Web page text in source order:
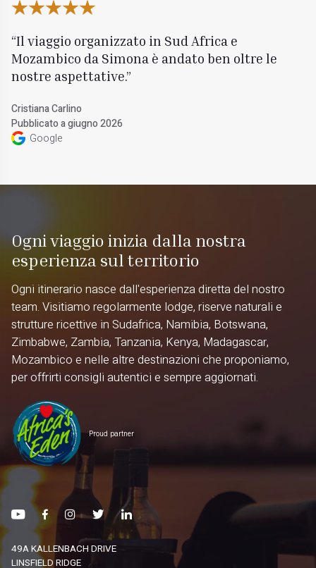
Il viaggio organizzato in Sud Africa e
Mozambico da Simona è andato ben oltre le
nostre aspettative.
Cristiana Carlino
Pubblicato a giugno 2026
Google
Ogni viaggio inizia dalla nostra
esperienza sul territorio
Ogni itinerario nasce dall'esperienza diretta del nostro
team. Visitiamo regolarmente lodge, riserve naturali e
strutture ricettive in Sudafrica, Namibia, Botswana,
Zimbabwe, Zambia, Tanzania, Kenya, Madagascar,
Mozambico e nelle altre destinazioni che proponiamo,
per offrirti consigli autentici e sempre aggiornati.
Proud partner
49A KALLENBACH DRIVE
LINSFIELD RIDGE